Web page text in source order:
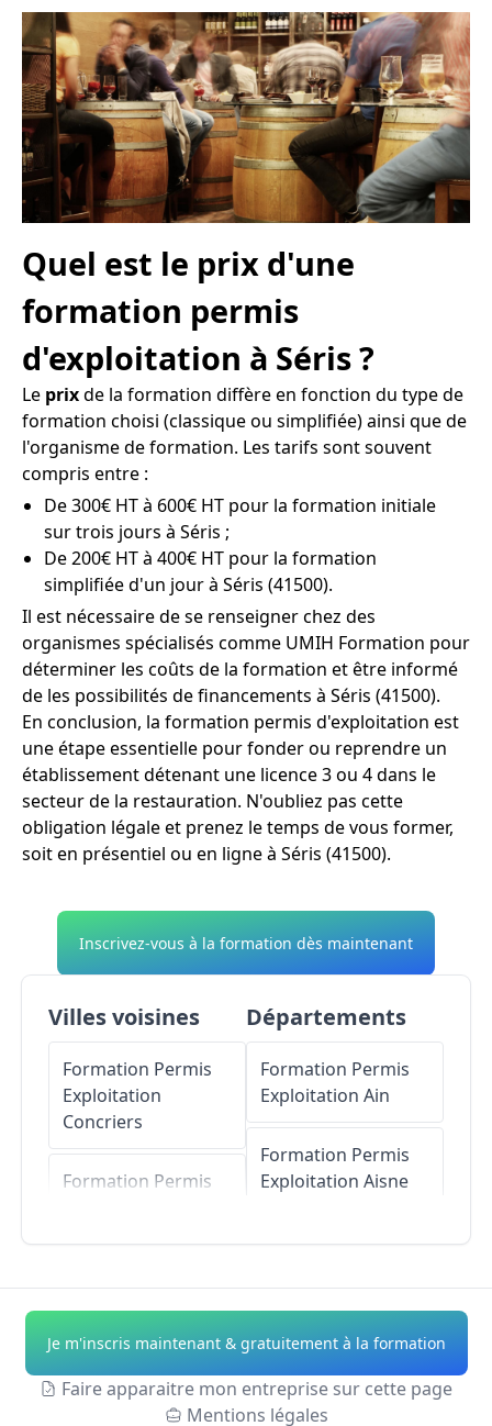
Quel est le prix d'une
formation permis
d'exploitation à Séris ?
Le prixde la formation diffère en fonction du type de
formation choisi (classique ou simplifiée) ainsi que de
l'organisme de formation. Les tarifs sont souvent
compris entre :
De 300€ HT à 600€ HT pour la formation initiale
sur trois jours à Séris ;
De 200€ HT à 400€ HT pour la formation
simplifiée d'un jour à Séris (41500).
Il est nécessaire de se renseigner chez des
organismes spécialisés comme UMIH Formation pour
déterminer les coûts de la formation et être informé
de les possibilités de financements à Séris (41500).
En conclusion, la formation permis d'exploitation est
une étape essentielle pour fonder ou reprendre un
établissement détenant une licence 3 ou 4 dans le
secteur de la restauration. N'oubliez pas cette
obligation légale et prenez le temps de vous former,
soit en présentiel ou en ligne à Séris (41500).
Inscrivez-vous à la formation dès maintenant
Villes voisines
Formation Permis
Exploitation
Concriers
Formation Permis
Exploitation
Courbouzon
Formation Permis
Exploitation
Mer
Départements
Formation Permis
Exploitation Ain
Formation Permis
Exploitation Aisne
Formation Permis
ExploitationAlpes-
de-Haute-Provence
Je m'inscris maintenant & gratuitement à la formation
Faire apparaitre mon entreprise sur cette page
Mentions légales